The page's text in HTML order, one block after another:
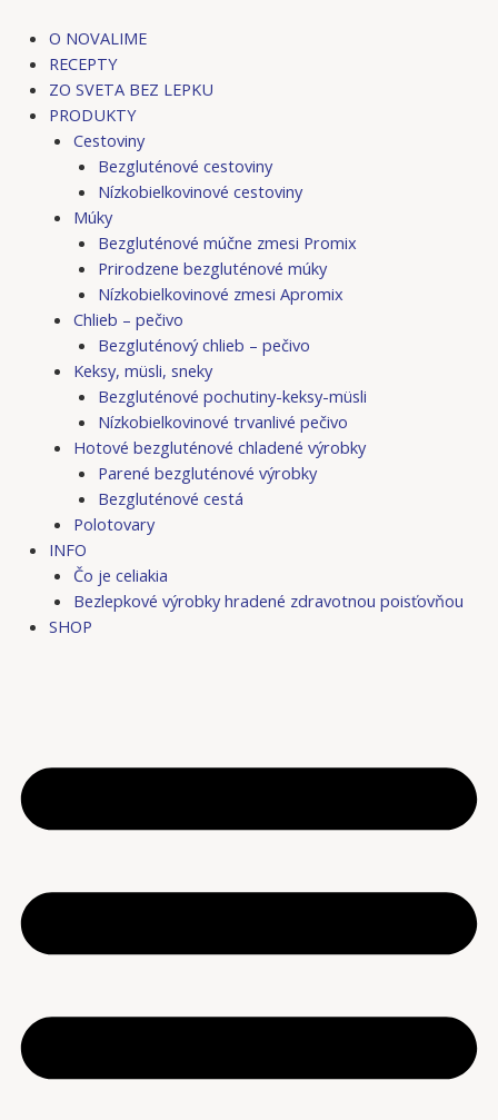
obsah
O NOVALIME
RECEPTY
ZO SVETA BEZ LEPKU
PRODUKTY
Cestoviny
Bezgluténové cestoviny
Nízkobielkovinové cestoviny
Múky
Bezgluténové múčne zmesi Promix
Prirodzene bezgluténové múky
Nízkobielkovinové zmesi Apromix
Chlieb – pečivo
Bezgluténový chlieb – pečivo
Keksy, müsli, sneky
Bezgluténové pochutiny-keksy-müsli
Nízkobielkovinové trvanlivé pečivo
Hotové bezgluténové chladené výrobky
Parené bezgluténové výrobky
Bezgluténové cestá
Polotovary
INFO
Čo je celiakia
Bezlepkové výrobky hradené zdravotnou poisťovňou
SHOP